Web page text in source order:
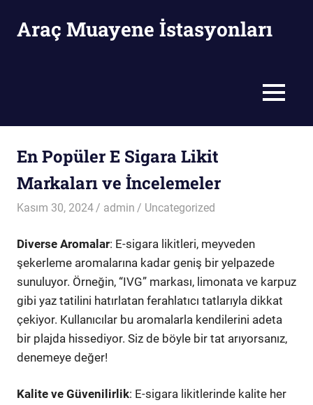
Araç Muayene İstasyonları
MENU
En Popüler E Sigara Likit
Markaları ve İncelemeler
Kasım 30, 2024 admin Uncategorized
Diverse Aromalar: E-sigara likitleri, meyveden
şekerleme aromalarına kadar geniş bir yelpazede
sunuluyor. Örneğin, “IVG” markası, limonata ve karpuz
gibi yaz tatilini hatırlatan ferahlatıcı tatlarıyla dikkat
çekiyor. Kullanıcılar bu aromalarla kendilerini adeta
bir plajda hissediyor. Siz de böyle bir tat arıyorsanız,
denemeye değer!
Kalite ve Güvenilirlik: E-sigara likitlerinde kalite her